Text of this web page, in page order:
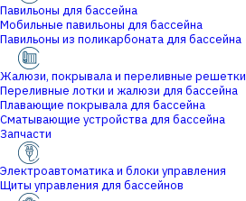
Павильоны для бассейна
Мобильные павильоны для бассейна
Павильоны из поликарбоната для бассейна
Жалюзи, покрывала и переливные решетки
Переливные лотки и жалюзи для бассейна
Плавающие покрывала для бассейна
Сматывающие устройства для бассейна
Запчасти
Электроавтоматика и блоки управления
Щиты управления для бассейнов